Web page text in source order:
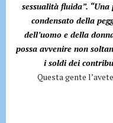
sessualità fluida”.
condensato della
dell’uomo e della
possa avvenire non
i soldi dei
Questa gente